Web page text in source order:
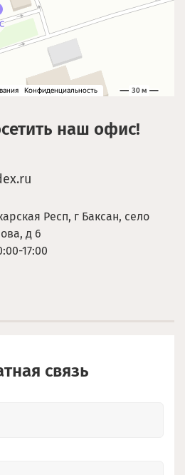
наш офис!
Респ, г Баксан, село
д 6
17:00
связь